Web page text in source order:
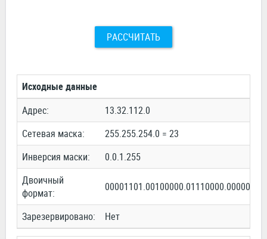
РАССЧИТАТЬ
Исходные данные
Адрес:
13.32.112.0
Сетевая маска:
255.255.254.0 = 23
Инверсия маски:
0.0.1.255
Двоичный
формат:
00001101.00100000.01110000.00000000
Зарезервировано: Нет